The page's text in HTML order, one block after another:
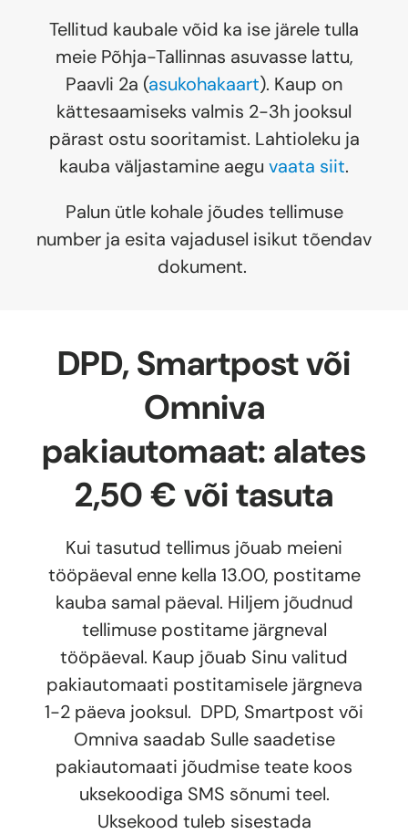
Tellitud kaubale võid ka ise järele tulla
meie Põhja-Tallinnas asuvasse lattu,
Paavli 2a (asukohakaart). Kaup on
kättesaamiseks valmis 2-3h jooksul
pärast ostu sooritamist. Lahtioleku ja
kauba väljastamine aegu vaata siit.
Palun ütle kohale jõudes tellimuse
number ja esita vajadusel isikut tõendav
dokument.
DPD, Smartpost või
Omniva
pakiautomaat: alates
2,50 € või tasuta
Kui tasutud tellimus jõuab meieni
tööpäeval enne kella 13.00, postitame
kauba samal päeval. Hiljem jõudnud
tellimuse postitame järgneval
tööpäeval. Kaup jõuab Sinu valitud
pakiautomaati postitamisele järgneva
1-2 päeva jooksul. DPD, Smartpost või
Omniva saadab Sulle saadetise
pakiautomaati jõudmise teate koos
uksekoodiga SMS sõnumi teel.
Uksekood tuleb sisestada